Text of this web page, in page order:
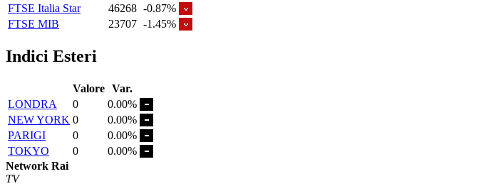
FTSE Italia Star
46268 -0.87%
FTSE MIB
23707 -1.45%
Indici Esteri
Valore Var.
LONDRA
0
0.00%
NEW YORK 0
0.00%
PARIGI
0
0.00%
TOKYO
0
0.00%
Network Rai
TV